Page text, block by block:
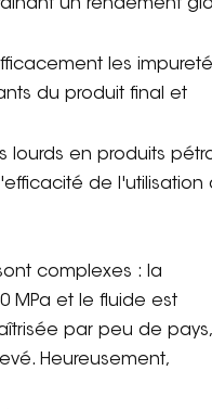
un rendement
les
du produit final et
lourds en produits
de l'utilisation
complexes : la
MPa et le fluide est
par peu de
Heureusement,